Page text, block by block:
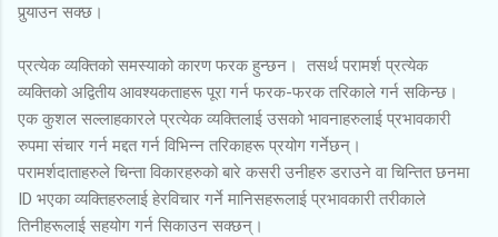
पुर्‍याउन सक्छ।
प्रत्येक व्यक्तिको समस्याको कारण फरक हुन्छन। तसर्थ परामर्श प्रत्येक
व्यक्तिको अद्वितीय आवश्यकताहरू पूरा गर्न फरक-फरक तरिकाले गर्न सकिन्छ।
एक कुशल सल्लाहकारले प्रत्येक व्यक्तिलाई उसको भावनाहरुलाई प्रभावकारी
रुपमा संचार गर्न मद्दत गर्न विभिन्न तरिकाहरू प्रयोग गर्नेछन्।
परामर्शदाताहरुले चिन्ता विकारहरुको बारे कसरी उनीहरु डराउने वा चिन्तित छनमा
ID भएका व्यक्तिहरुलाई हेरविचार गर्ने मानिसहरूलाई प्रभावकारी तरीकाले
तिनीहरूलाई सहयोग गर्न सिकाउन सक्छन्।